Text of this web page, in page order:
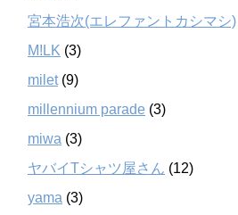
宮本浩次(エレファントカシマシ)
M!LK (3)
milet(9)
millennium parade (3)
miwa (3)
ヤバイTシャツ屋さん (12)
yama (3)